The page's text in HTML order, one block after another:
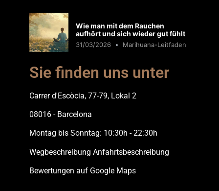
Wie man mit dem Rauchen
aufhört und sich wieder gut fühlt
31/03/2026 Marihuana-Leitfaden
Sie finden uns unter
Carrer d'Escòcia, 77-79, Lokal 2
08016 - Barcelona
Montag bis Sonntag: 10:30h - 22:30h
Wegbeschreibung Anfahrtsbeschreibung
Bewertungen auf Google Maps